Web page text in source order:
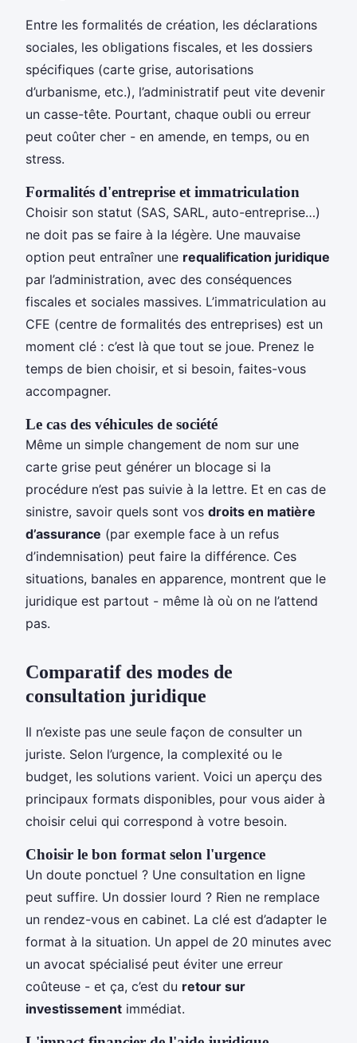
Entre les formalités de création, les déclarations
sociales, les obligations fiscales, et les dossiers
spécifiques (carte grise, autorisations
d’urbanisme, etc.), l’administratif peut vite devenir
un casse-tête. Pourtant, chaque oubli ou erreur
peut coûter cher - en amende, en temps, ou en
stress.
Formalités d'entreprise et immatriculation
Choisir son statut (SAS, SARL, auto-entreprise…)
ne doit pas se faire à la légère. Une mauvaise
option peut entraîner une requalification juridique
par l’administration, avec des conséquences
fiscales et sociales massives. L’immatriculation au
CFE (centre de formalités des entreprises) est un
moment clé : c’est là que tout se joue. Prenez le
temps de bien choisir, et si besoin, faites-vous
accompagner.
Le cas des véhicules de société
Même un simple changement de nom sur une
carte grise peut générer un blocage si la
procédure n’est pas suivie à la lettre. Et en cas de
sinistre, savoir quels sont vos droits en matière
d’assurance (par exemple face à un refus
d’indemnisation) peut faire la différence. Ces
situations, banales en apparence, montrent que le
juridique est partout - même là où on ne l’attend
pas.
Comparatif des modes de
consultation juridique
Il n’existe pas une seule façon de consulter un
juriste. Selon l’urgence, la complexité ou le
budget, les solutions varient. Voici un aperçu des
principaux formats disponibles, pour vous aider à
choisir celui qui correspond à votre besoin.
Choisir le bon format selon l'urgence
Un doute ponctuel ? Une consultation en ligne
peut suffire. Un dossier lourd ? Rien ne remplace
un rendez-vous en cabinet. La clé est d’adapter le
format à la situation. Un appel de 20 minutes avec
un avocat spécialisé peut éviter une erreur
coûteuse - et ça, c’est du retour sur
investissement immédiat.